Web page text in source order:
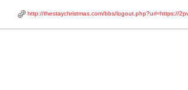
http://thestaychristmas.com/bbs/logout.php?url=https://